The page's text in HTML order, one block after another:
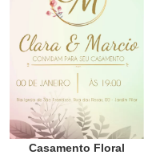
Casamento Floral